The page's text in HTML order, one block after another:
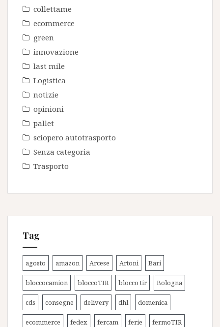
collettame
ecommerce
green
innovazione
last mile
Logistica
notizie
opinioni
pallet
sciopero autotrasporto
Senza categoria
Trasporto
Tag
agosto amazon Arcese Artoni Bari
bloccocamion bloccoTIR blocco tir Bologna
cds consegne delivery dhl domenica
ecommerce fedex fercam ferie fermoTIR